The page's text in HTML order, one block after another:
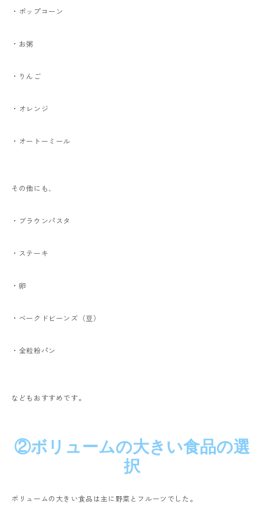
・ポップコーン
・お粥
・りんご
・オレンジ
・オートーミール
その他にも、
・ブラウンパスタ
・ステーキ
・卵
・ベークドビーンズ（豆）
・全粒粉パン
などもおすすめです。
②ボリュームの大きい食品の選
択
ボリュームの大きい食品は主に野菜とフルーツでした。